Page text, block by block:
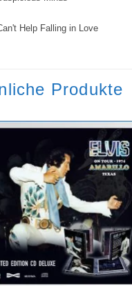
Help Falling in Love
Produkte
Zur
Wunschliste
hinzufügen